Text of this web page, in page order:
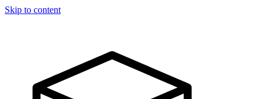
Skip to content